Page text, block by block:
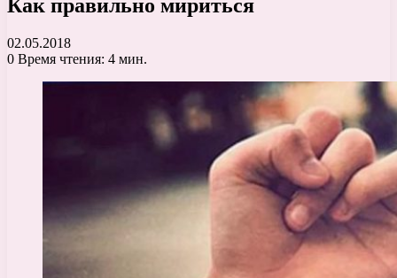
Как правильно мириться
02.05.2018
0 Время чтения: 4 мин.